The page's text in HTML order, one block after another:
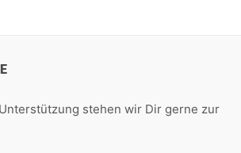
stehen wir Dir gerne zur